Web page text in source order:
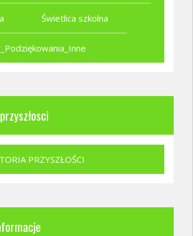
Świetlica szkolna
PRZYSZŁOŚCI